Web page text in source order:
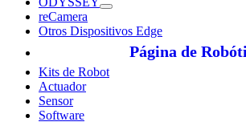
reCamera
Otros Dispositivos Edge
Página de
Kits de Robot
Actuador
Sensor
Software